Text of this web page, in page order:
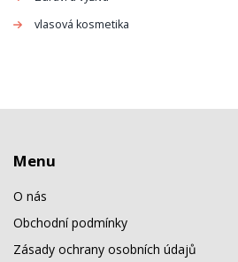
vlasová kosmetika
Menu
O nás
Obchodní podmínky
Zásady ochrany osobních údajů